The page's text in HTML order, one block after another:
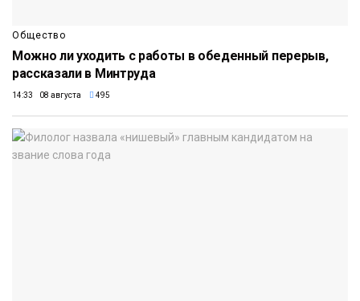
Общество
Можно ли уходить с работы в обеденный перерыв,
рассказали в Минтруда
14:33 08 августа 495